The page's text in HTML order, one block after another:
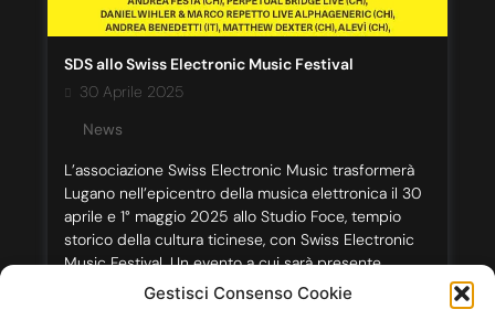
Gestisci Consenso Cookie
SDS allo Swiss Electronic Music Festival
30 Aprile 2025
News
L’associazione Swiss Electronic Music trasformerà
Lugano nell’epicentro della musica elettronica il 30
aprile e 1° maggio 2025 allo Studio Foce, tempio
storico della cultura ticinese, con Swiss Electronic
Music Festival. Un evento a cui sarà presente
Sindacato del Suono per realizzare delle interviste e